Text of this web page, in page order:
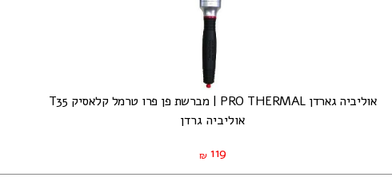
אוליביה גארדן PRO THERMAL | מברשת פן פרו טרמל קלאסיק T35
אוליביה גרדן
₪ 119